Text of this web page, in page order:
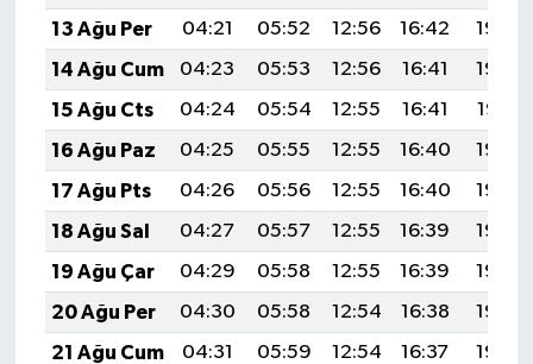
13 Ağu Per
04:21 05:52 12:56 16:42
19:49
14 Ağu Cum
04:23 05:53 12:56 16:41
19:48
15 Ağu Cts
04:24 05:54 12:55 16:41
19:47
16 Ağu Paz
04:25 05:55 12:55 16:40
19:45
17 Ağu Pts
04:26 05:56 12:55 16:40
19:44
18 Ağu Sal
04:27 05:57 12:55 16:39
19:43
19 Ağu Çar
04:29 05:58 12:55 16:39
19:42
20 Ağu Per
04:30 05:58 12:54 16:38
19:40
21 Ağu Cum
04:31 05:59 12:54 16:37
19:39